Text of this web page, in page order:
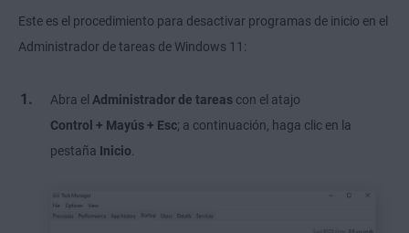
Este es el procedimiento para desactivar programas de inicio en el
Administrador de tareas de Windows 11:
Abra el Administrador de tareas con el atajo
Control + Mayús + Esc; a continuación, haga clic en la
pestaña Inicio.